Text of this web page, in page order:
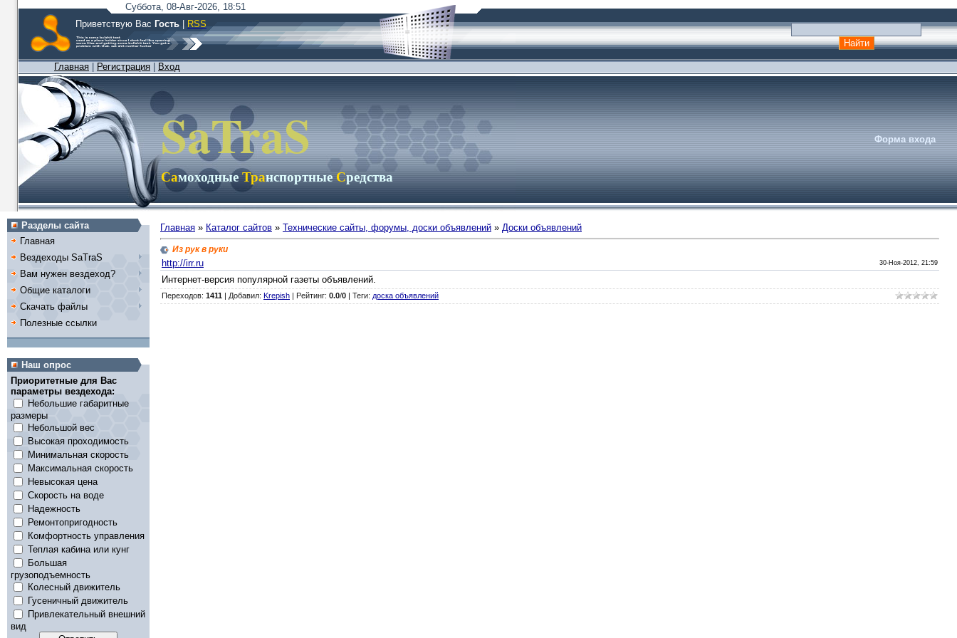
Суббота, 08-Авг-2026, 18:51
Приветствую Вас Гость RSS
Главная Регистрация Вход
SaTraS
СамоходныеТранспортныеСредства
Форма входа
Разделы сайта
Главная
Вездеходы SaTraS
Вам нужен вездеход?
Общие каталоги
Скачать файлы
Полезные ссылки
Наш опрос
Приоритетные для Вас
параметры вездехода:
Небольшие габаритные
размеры
Небольшой вес
Высокая проходимость
Минимальная скорость
Максимальная скорость
Невысокая цена
Скорость на воде
Надежность
Ремонтопригодность
Комфортность управления
Теплая кабина или кунг
Большая
грузоподъемность
Колесный движитель
Гусеничный движитель
Привлекательный внешний
вид
Главная » Каталог сайтов » Технические сайты, форумы, доски объявлений » Доски объявлений
Из рук в руки
http://irr.ru 30-Ноя-2012, 21:59
Интернет-версия популярной газеты объявлений.
Переходов: 1411 Добавил: Krepish Рейтинг: 0.0/0 Теги: доска объявлений